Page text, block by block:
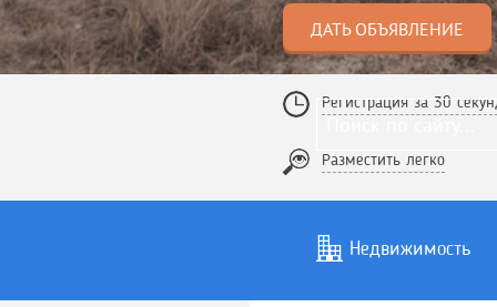
ДАТЬ ОБЪЯВЛЕНИЕ
Регистрация за 30
Разместить легко
Недвижимость